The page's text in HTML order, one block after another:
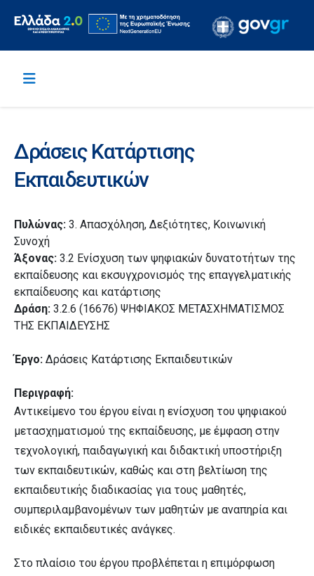
Δράσεις Κατάρτισης
Εκπαιδευτικών
Πυλώνας: 3. Απασχόληση, Δεξιότητες, Κοινωνική
Συνοχή
Άξονας: 3.2 Ενίσχυση των ψηφιακών δυνατοτήτων της
εκπαίδευσης και εκσυγχρονισμός της επαγγελματικής
εκπαίδευσης και κατάρτισης
Δράση: 3.2.6 (16676) ΨΗΦΙΑΚΟΣ ΜΕΤΑΣΧΗΜΑΤΙΣΜΟΣ
ΤΗΣ ΕΚΠΑΙΔΕΥΣΗΣ
Έργο: Δράσεις Κατάρτισης Εκπαιδευτικών
Περιγραφή:
Αντικείμενο του έργου είναι η ενίσχυση του ψηφιακού
μετασχηματισμού της εκπαίδευσης, με έμφαση στην
τεχνολογική, παιδαγωγική και διδακτική υποστήριξη
των εκπαιδευτικών, καθώς και στη βελτίωση της
εκπαιδευτικής διαδικασίας για τους μαθητές,
συμπεριλαμβανομένων των μαθητών με αναπηρία και
ειδικές εκπαιδευτικές ανάγκες.
Στο πλαίσιο του έργου προβλέπεται η επιμόρφωση